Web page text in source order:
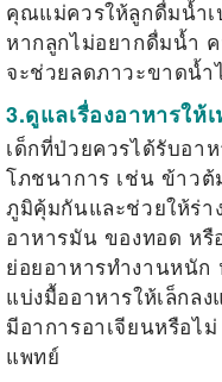
คุณแม่ควรให้ลูกดื่มน้ำเ
หากลูกไม่อยากดื่มน้ำ
จะช่วยลดภาวะขาดน้ำ
3.ดูแลเรื่องอาหารให้
เด็กที่ป่วยควรได้รับอา
โภชนาการ เช่น ข้าวต้
ภูมิคุ้มกันและช่วยให้ร่า
อาหารมัน ของทอด หรื
ย่อยอาหารทำงานหนัก
แบ่งมื้ออาหารให้เล็กล
มีอาการอาเจียนหรือไ
แพทย์